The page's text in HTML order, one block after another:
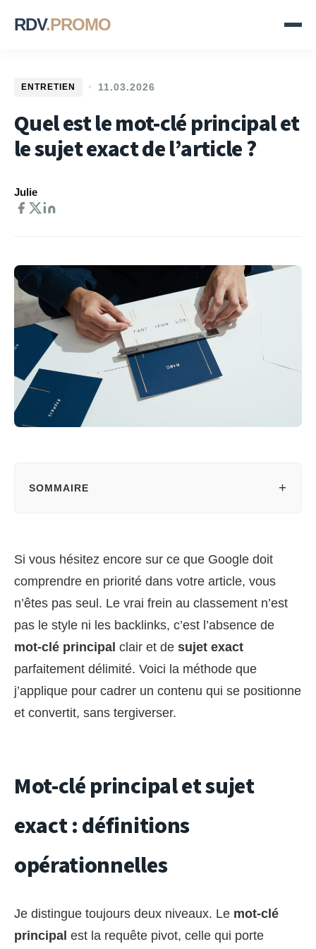
RDV.PROMO
ENTRETIEN • 11.03.2026
Quel est le mot-clé principal et
le sujet exact de l’article ?
Julie
SOMMAIRE +
Si vous hésitez encore sur ce que Google doit
comprendre en priorité dans votre article, vous
n’êtes pas seul. Le vrai frein au classement n’est
pas le style ni les backlinks, c’est l’absence de
mot-clé principal clair et de sujet exact
parfaitement délimité. Voici la méthode que
j’applique pour cadrer un contenu qui se positionne
et convertit, sans tergiverser.
Mot-clé principal et sujet
exact : définitions
opérationnelles
Je distingue toujours deux niveaux. Le mot-clé
principal est la requête pivot, celle qui porte